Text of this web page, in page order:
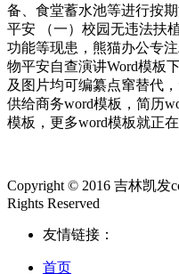
备、食堂蓄水池等进行按
平安 （一）校园无违法扶
功能等现患，熊猫办公专
物平安自查演讲Word模板
及图片均可编纂点窜替代
供给商务word模板，简历
模板，更多word模板就正在
Copyright © 2016 吉林凯发
Rights Reserved
友情链接：
首页